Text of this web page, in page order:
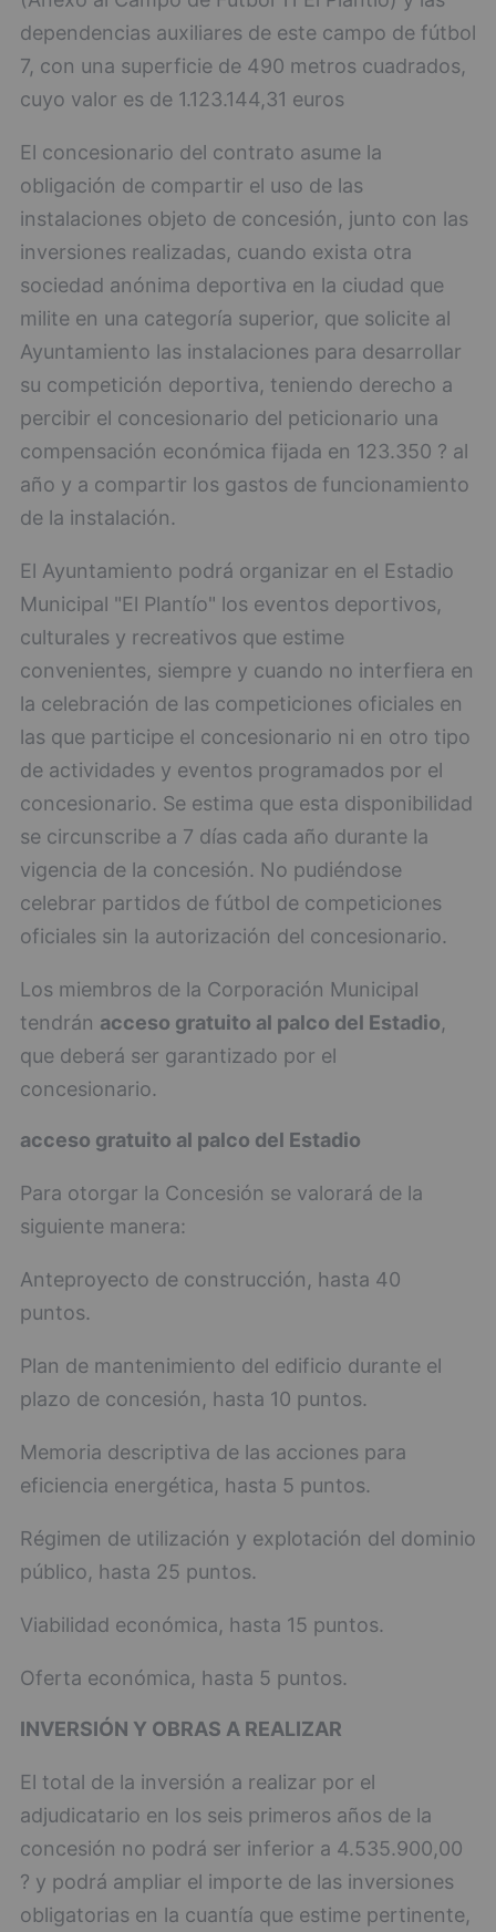
dependencias auxiliares de este campo de fútbol
7, con una superficie de 490 metros cuadrados,
cuyo valor es de 1.123.144,31 euros
El concesionario del contrato asume la
obligación de compartir el uso de las
instalaciones objeto de concesión, junto con las
inversiones realizadas, cuando exista otra
sociedad anónima deportiva en la ciudad que
milite en una categoría superior, que solicite al
Ayuntamiento las instalaciones para desarrollar
su competición deportiva, teniendo derecho a
percibir el concesionario del peticionario una
compensación económica fijada en 123.350 ? al
año y a compartir los gastos de funcionamiento
de la instalación.
El Ayuntamiento podrá organizar en el Estadio
Municipal "El Plantío" los eventos deportivos,
culturales y recreativos que estime
convenientes, siempre y cuando no interfiera en
la celebración de las competiciones oficiales en
las que participe el concesionario ni en otro tipo
de actividades y eventos programados por el
concesionario. Se estima que esta disponibilidad
se circunscribe a 7 días cada año durante la
vigencia de la concesión. No pudiéndose
celebrar partidos de fútbol de competiciones
oficiales sin la autorización del concesionario.
Los miembros de la Corporación Municipal
tendrán acceso gratuito al palco del Estadio,
que deberá ser garantizado por el
concesionario.
acceso gratuito al palco del Estadio
Para otorgar la Concesión se valorará de la
siguiente manera:
Anteproyecto de construcción, hasta 40
puntos.
Plan de mantenimiento del edificio durante el
plazo de concesión, hasta 10 puntos.
Memoria descriptiva de las acciones para
eficiencia energética, hasta 5 puntos.
Régimen de utilización y explotación del dominio
público, hasta 25 puntos.
Viabilidad económica, hasta 15 puntos.
Oferta económica, hasta 5 puntos.
INVERSIÓN Y OBRAS A REALIZAR
El total de la inversión a realizar por el
adjudicatario en los seis primeros años de la
concesión no podrá ser inferior a 4.535.900,00
? y podrá ampliar el importe de las inversiones
obligatorias en la cuantía que estime pertinente,